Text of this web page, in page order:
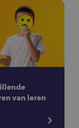
van leren